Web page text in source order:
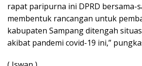
rapat paripurna ini DPRD bersama-
membentuk rancangan untuk
kabupaten Sampang ditengah
akibat pandemi covid-19 ini,”